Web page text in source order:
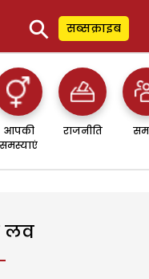
⚲ सब्सक्राइब
आपकी
समस्याएं
राजनीति
लव